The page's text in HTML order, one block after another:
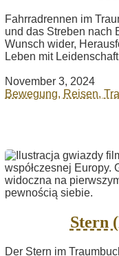
Fahrradrennen im
und das Streben nach
Wunsch wider,
Leben mit
November 3, 2024
Bewegung, Reisen,
Stern
Der Stern im